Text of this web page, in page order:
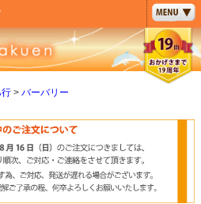
バーバリー
ペー
ジト
ップ
へ